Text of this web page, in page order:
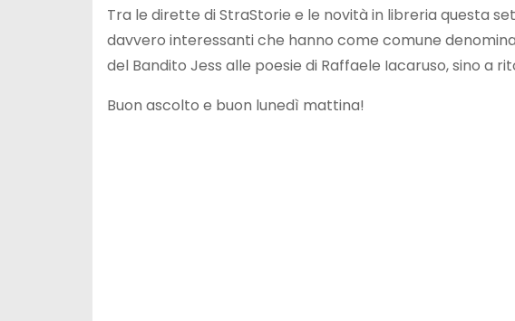
Tra le dirette di StraStorie e le novità in libreria questa
davvero interessanti che hanno come comune
del Bandito Jess alle poesie di Raffaele Iacaruso, sino a
Buon ascolto e buon lunedì mattina!